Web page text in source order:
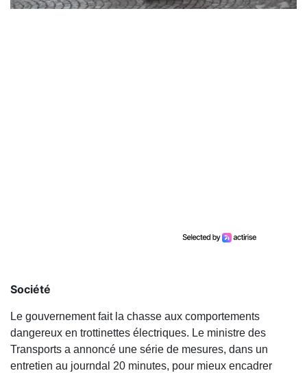
Société
Le gouvernement fait la chasse aux comportements
dangereux en trottinettes électriques. Le ministre des
Transports a annoncé une série de mesures, dans un
entretien au journdal 20 minutes, pour mieux encadrer